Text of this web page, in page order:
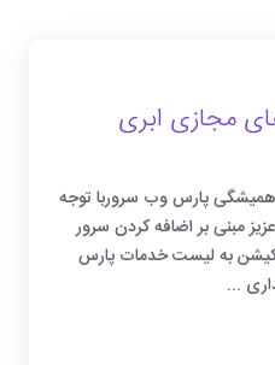
مجازی ابری
پارس وب سروربا توجه
مبنی بر اضافه کردن سرور
به لیست خدمات پارس
...